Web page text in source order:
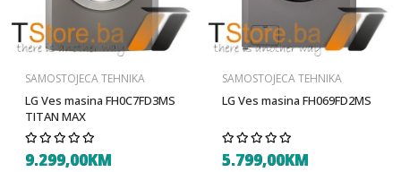
SAMOSTOJECA TEHNIKA
LG Ves masina FH0C7FD3MS
TITAN MAX
9.299,00KM
SAMOSTOJECA TEHNIKA
LG Ves masina FH069FD2MS
5.799,00KM